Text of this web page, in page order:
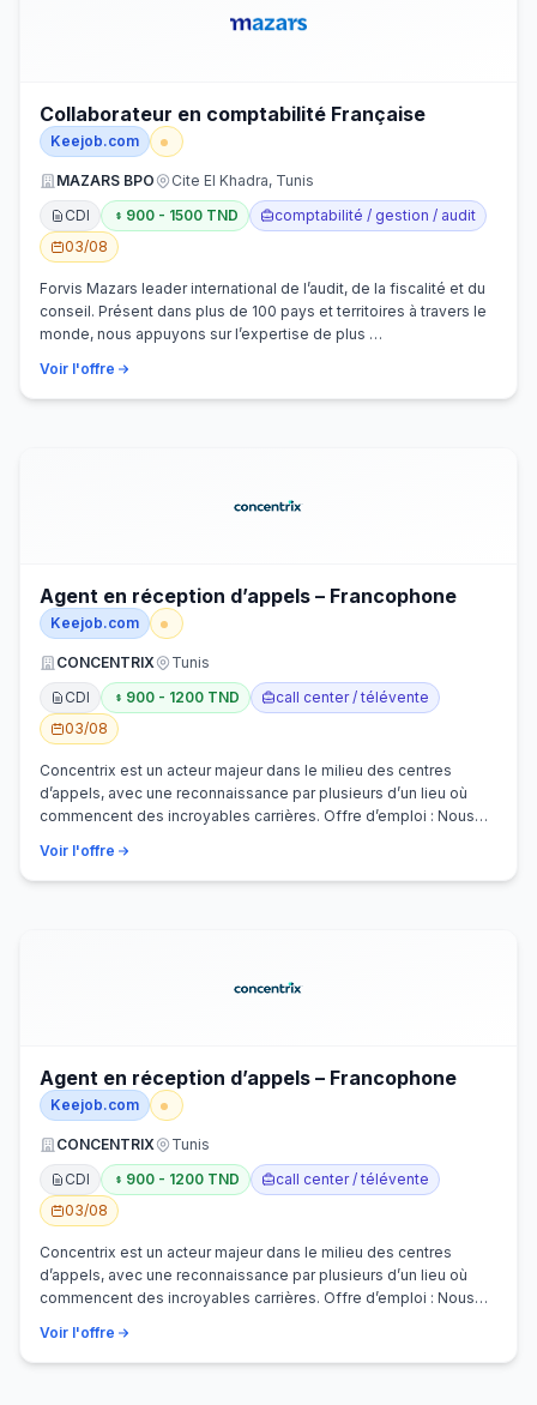
Collaborateur en comptabilité Française
Keejob.com
MAZARS BPO
Cite El Khadra, Tunis
CDI
900 - 1500 TND
comptabilité / gestion / audit
03/08
Forvis Mazars leader international de l’audit, de la fiscalité et du
conseil. Présent dans plus de 100 pays et territoires à travers le
monde, nous appuyons sur l’expertise de plus …
Voir l'offre
Agent en réception d’appels – Francophone
Keejob.com
CONCENTRIX
Tunis
CDI
900 - 1200 TND
call center / télévente
03/08
Concentrix est un acteur majeur dans le milieu des centres
d’appels, avec une reconnaissance par plusieurs d’un lieu où
commencent des incroyables carrières. Offre d’emploi : Nous
Voir l'offre
Agent en réception d’appels – Francophone
Keejob.com
CONCENTRIX
Tunis
CDI
900 - 1200 TND
call center / télévente
03/08
Concentrix est un acteur majeur dans le milieu des centres
d’appels, avec une reconnaissance par plusieurs d’un lieu où
commencent des incroyables carrières. Offre d’emploi : Nous
Voir l'offre